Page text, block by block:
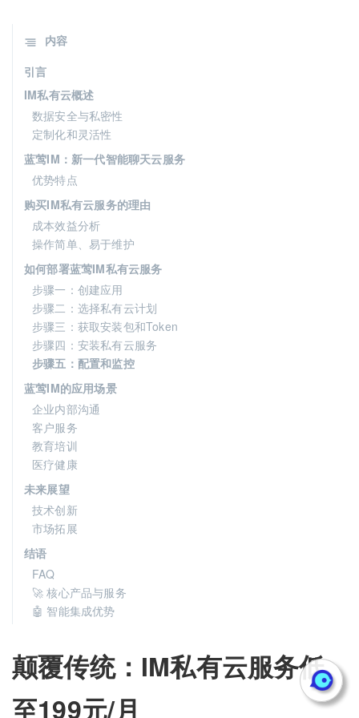
颠覆传统：IM私有云服务低
至199元/月
内容
引言
IM私有云概述
数据安全与私密性
定制化和灵活性
蓝莺IM：新一代智能聊天云服务
优势特点
购买IM私有云服务的理由
成本效益分析
操作简单、易于维护
如何部署蓝莺IM私有云服务
步骤一：创建应用
步骤二：选择私有云计划
步骤三：获取安装包和Token
步骤四：安装私有云服务
步骤五：配置和监控
蓝莺IM的应用场景
企业内部沟通
客户服务
教育培训
医疗健康
未来展望
技术创新
市场拓展
结语
FAQ
🚀 核心产品与服务
🤖 智能集成优势